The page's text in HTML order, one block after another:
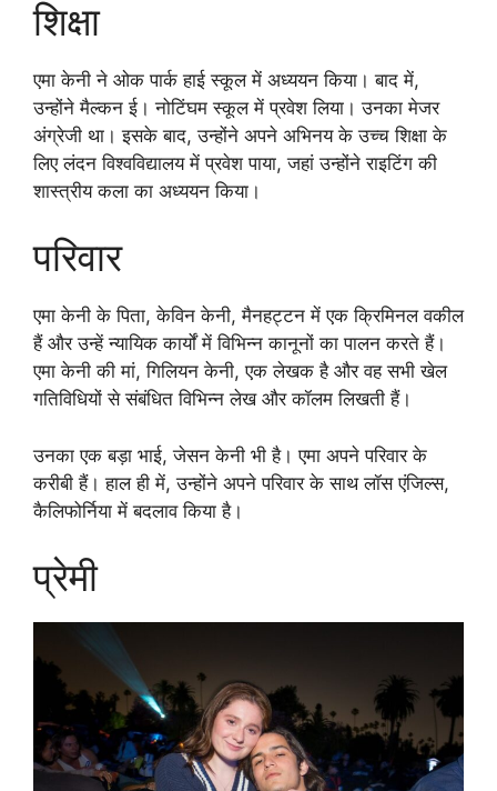
शिक्षा
एमा केनी ने ओक पार्क हाई स्कूल में अध्ययन किया। बाद में,
उन्होंने मैल्कन ई। नोटिंघम स्कूल में प्रवेश लिया। उनका मेजर
अंग्रेजी था। इसके बाद, उन्होंने अपने अभिनय के उच्च शिक्षा के
लिए लंदन विश्वविद्यालय में प्रवेश पाया, जहां उन्होंने राइटिंग की
शास्त्रीय कला का अध्ययन किया।
परिवार
एमा केनी के पिता, केविन केनी, मैनहट्टन में एक क्रिमिनल वकील
हैं और उन्हें न्यायिक कार्यों में विभिन्न कानूनों का पालन करते हैं।
एमा केनी की मां, गिलियन केनी, एक लेखक है और वह सभी खेल
गतिविधियों से संबंधित विभिन्न लेख और कॉलम लिखती हैं।
उनका एक बड़ा भाई, जेसन केनी भी है। एमा अपने परिवार के
करीबी हैं। हाल ही में, उन्होंने अपने परिवार के साथ लॉस एंजिल्स,
कैलिफोर्निया में बदलाव किया है।
प्रेमी